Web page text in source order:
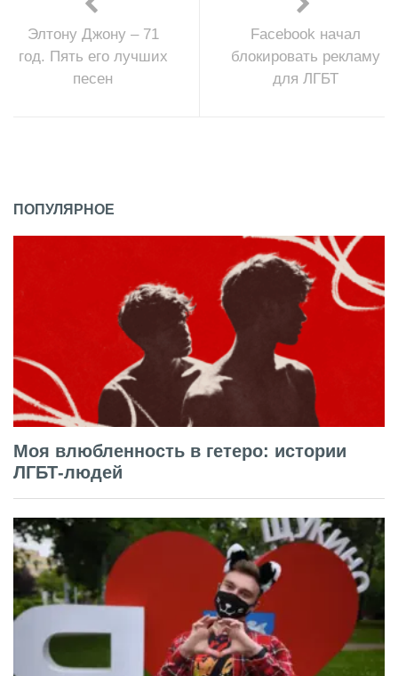
Элтону Джону – 71
год. Пять его лучших
песен
Facebook начал
блокировать рекламу
для ЛГБТ
ПОПУЛЯРНОЕ
Моя влюбленность в гетеро: истории
ЛГБТ-людей